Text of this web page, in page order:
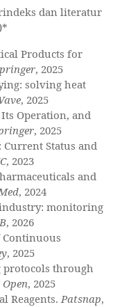
dan literatur
Products for
, 2025
solving heat
, 2025
Operation, and
, 2025
Status and
, 2023
and
, 2024
monitoring
, 2026
, 2025
through
, 2025
Reagents.Patsnap,